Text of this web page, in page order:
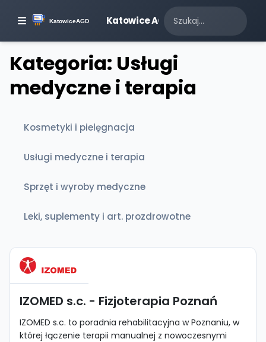
Katowice AGD
Kategoria: Usługi
medyczne i terapia
Kosmetyki i pielęgnacja
Usługi medyczne i terapia
Sprzęt i wyroby medyczne
Leki, suplementy i art. prozdrowotne
IZOMED s.c. - Fizjoterapia Poznań
IZOMED s.c. to poradnia rehabilitacyjna w Poznaniu, w
której łączenie terapii manualnej z nowoczesnymi